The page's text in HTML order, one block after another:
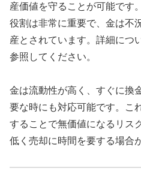
産価値を守ることが可能です
役割は非常に重要で、金は不
産とされています。詳細につ
参照してください。
金は流動性が高く、すぐに換
要な時にも対応可能です。こ
することで無価値になるリス
低く売却に時間を要する場合